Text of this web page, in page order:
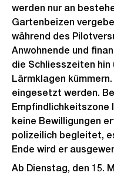
werden nur an
Gartenbeizen
während des
Anwohnende und
die Schliesszeiten hin
Lärmklagen
eingesetzt werden.
Empfindlichkeitszone
keine Bewilligungen
polizeilich begleitet,
Ende wird er
Ab Dienstag, den 15.